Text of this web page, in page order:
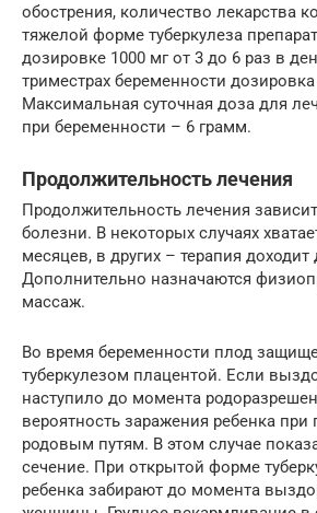
обострения, количество лекарства
тяжелой форме туберкулеза
дозировке 1000 мг от 3 до 6 раз в
триместрах беременности
Максимальная суточная доза для
при беременности – 6 грамм.
Продолжительность лечения
Продолжительность лечения
болезни. В некоторых случаях
месяцев, в других – терапия доходит
Дополнительно назначаются
массаж.
Во время беременности плод
туберкулезом плацентой. Если
наступило до момента
вероятность заражения ребенка при
родовым путям. В этом случае
сечение. При открытой форме
ребенка забирают до момента